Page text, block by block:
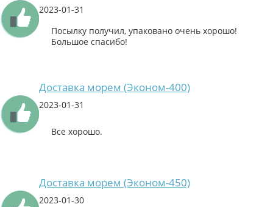
2023-01-31
Посылку получил, упаковано очень хорошо!
Большое спасибо!
Доставка морем (Эконом-400)
2023-01-31
Все хорошо.
Доставка морем (Эконом-450)
2023-01-30